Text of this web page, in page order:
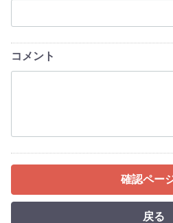
コメント
確認ペー
戻る